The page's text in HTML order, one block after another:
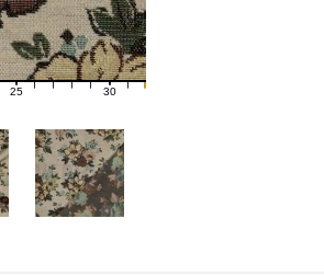
25 26 27 28 29 30 31